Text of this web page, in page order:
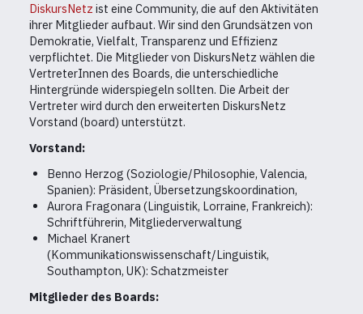
DiskursNetz ist eine Community, die auf den Aktivitäten
ihrer Mitglieder aufbaut. Wir sind den Grundsätzen von
Demokratie, Vielfalt, Transparenz und Effizienz
verpflichtet. Die Mitglieder von DiskursNetz wählen die
VertreterInnen des Boards, die unterschiedliche
Hintergründe widerspiegeln sollten. Die Arbeit der
Vertreter wird durch den erweiterten DiskursNetz
Vorstand (board) unterstützt.
Vorstand:
Benno Herzog (Soziologie/Philosophie, Valencia,
Spanien): Präsident, Übersetzungskoordination,
Aurora Fragonara (Linguistik, Lorraine, Frankreich):
Schriftführerin, Mitgliederverwaltung
Michael Kranert
(Kommunikationswissenschaft/Linguistik,
Southampton, UK): Schatzmeister
Mitglieder des Boards: